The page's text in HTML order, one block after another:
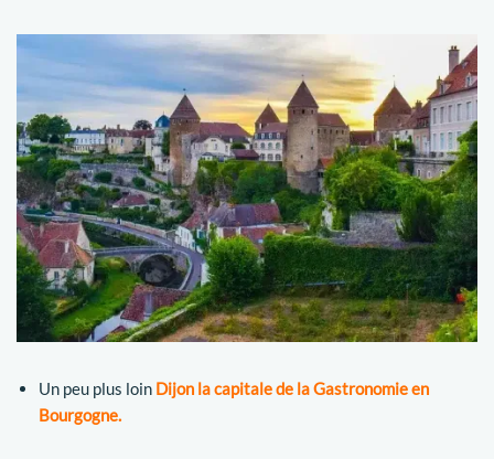
Un peu plus loin Dijon la capitale de la Gastronomie en
Bourgogne.